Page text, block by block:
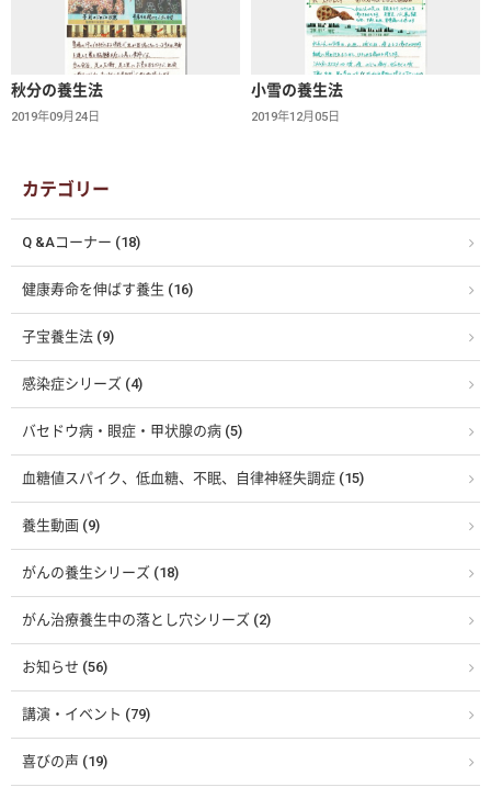
秋分の養生法
2019年09月24日
小雪の養生法
2019年12月05日
カテゴリー
Q &Aコーナー (18)
健康寿命を伸ばす養生 (16)
子宝養生法 (9)
感染症シリーズ (4)
バセドウ病・眼症・甲状腺の病 (5)
血糖値スパイク、低血糖、不眠、自律神経失調症 (15)
養生動画 (9)
がんの養生シリーズ (18)
がん治療養生中の落とし穴シリーズ (2)
お知らせ (56)
講演・イベント (79)
喜びの声 (19)